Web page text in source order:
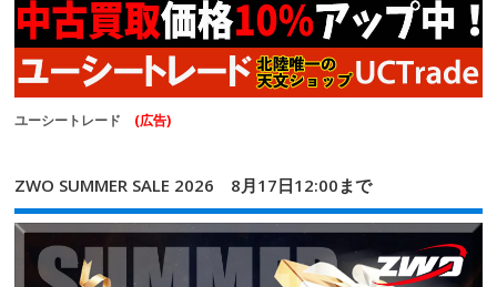
ユーシートレード (広告)
ZWO SUMMER SALE 2026 8月17日12:00まで